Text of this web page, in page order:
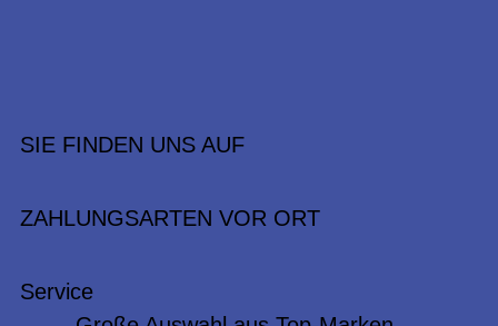
SIE FINDEN UNS AUF
ZAHLUNGSARTEN VOR ORT
Service